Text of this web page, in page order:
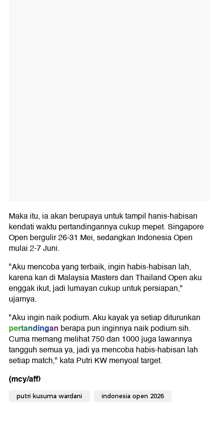
Maka itu, ia akan berupaya untuk tampil hanis-habisan
kendati waktu pertandingannya cukup mepet. Singapore
Open bergulir 26-31 Mei, sedangkan Indonesia Open
mulai 2-7 Juni.
"Aku mencoba yang terbaik, ingin habis-habisan lah,
karena kan di Malaysia Masters dan Thailand Open aku
enggak ikut, jadi lumayan cukup untuk persiapan,"
ujarnya.
"Aku ingin naik podium. Aku kayak ya setiap diturunkan
pertandingan berapa pun inginnya naik podium sih.
Cuma memang melihat 750 dan 1000 juga lawannya
tangguh semua ya, jadi ya mencoba habis-habisan lah
setiap match," kata Putri KW menyoal target.
(mcy/aff)
putri kusuma wardani indonesia open 2026